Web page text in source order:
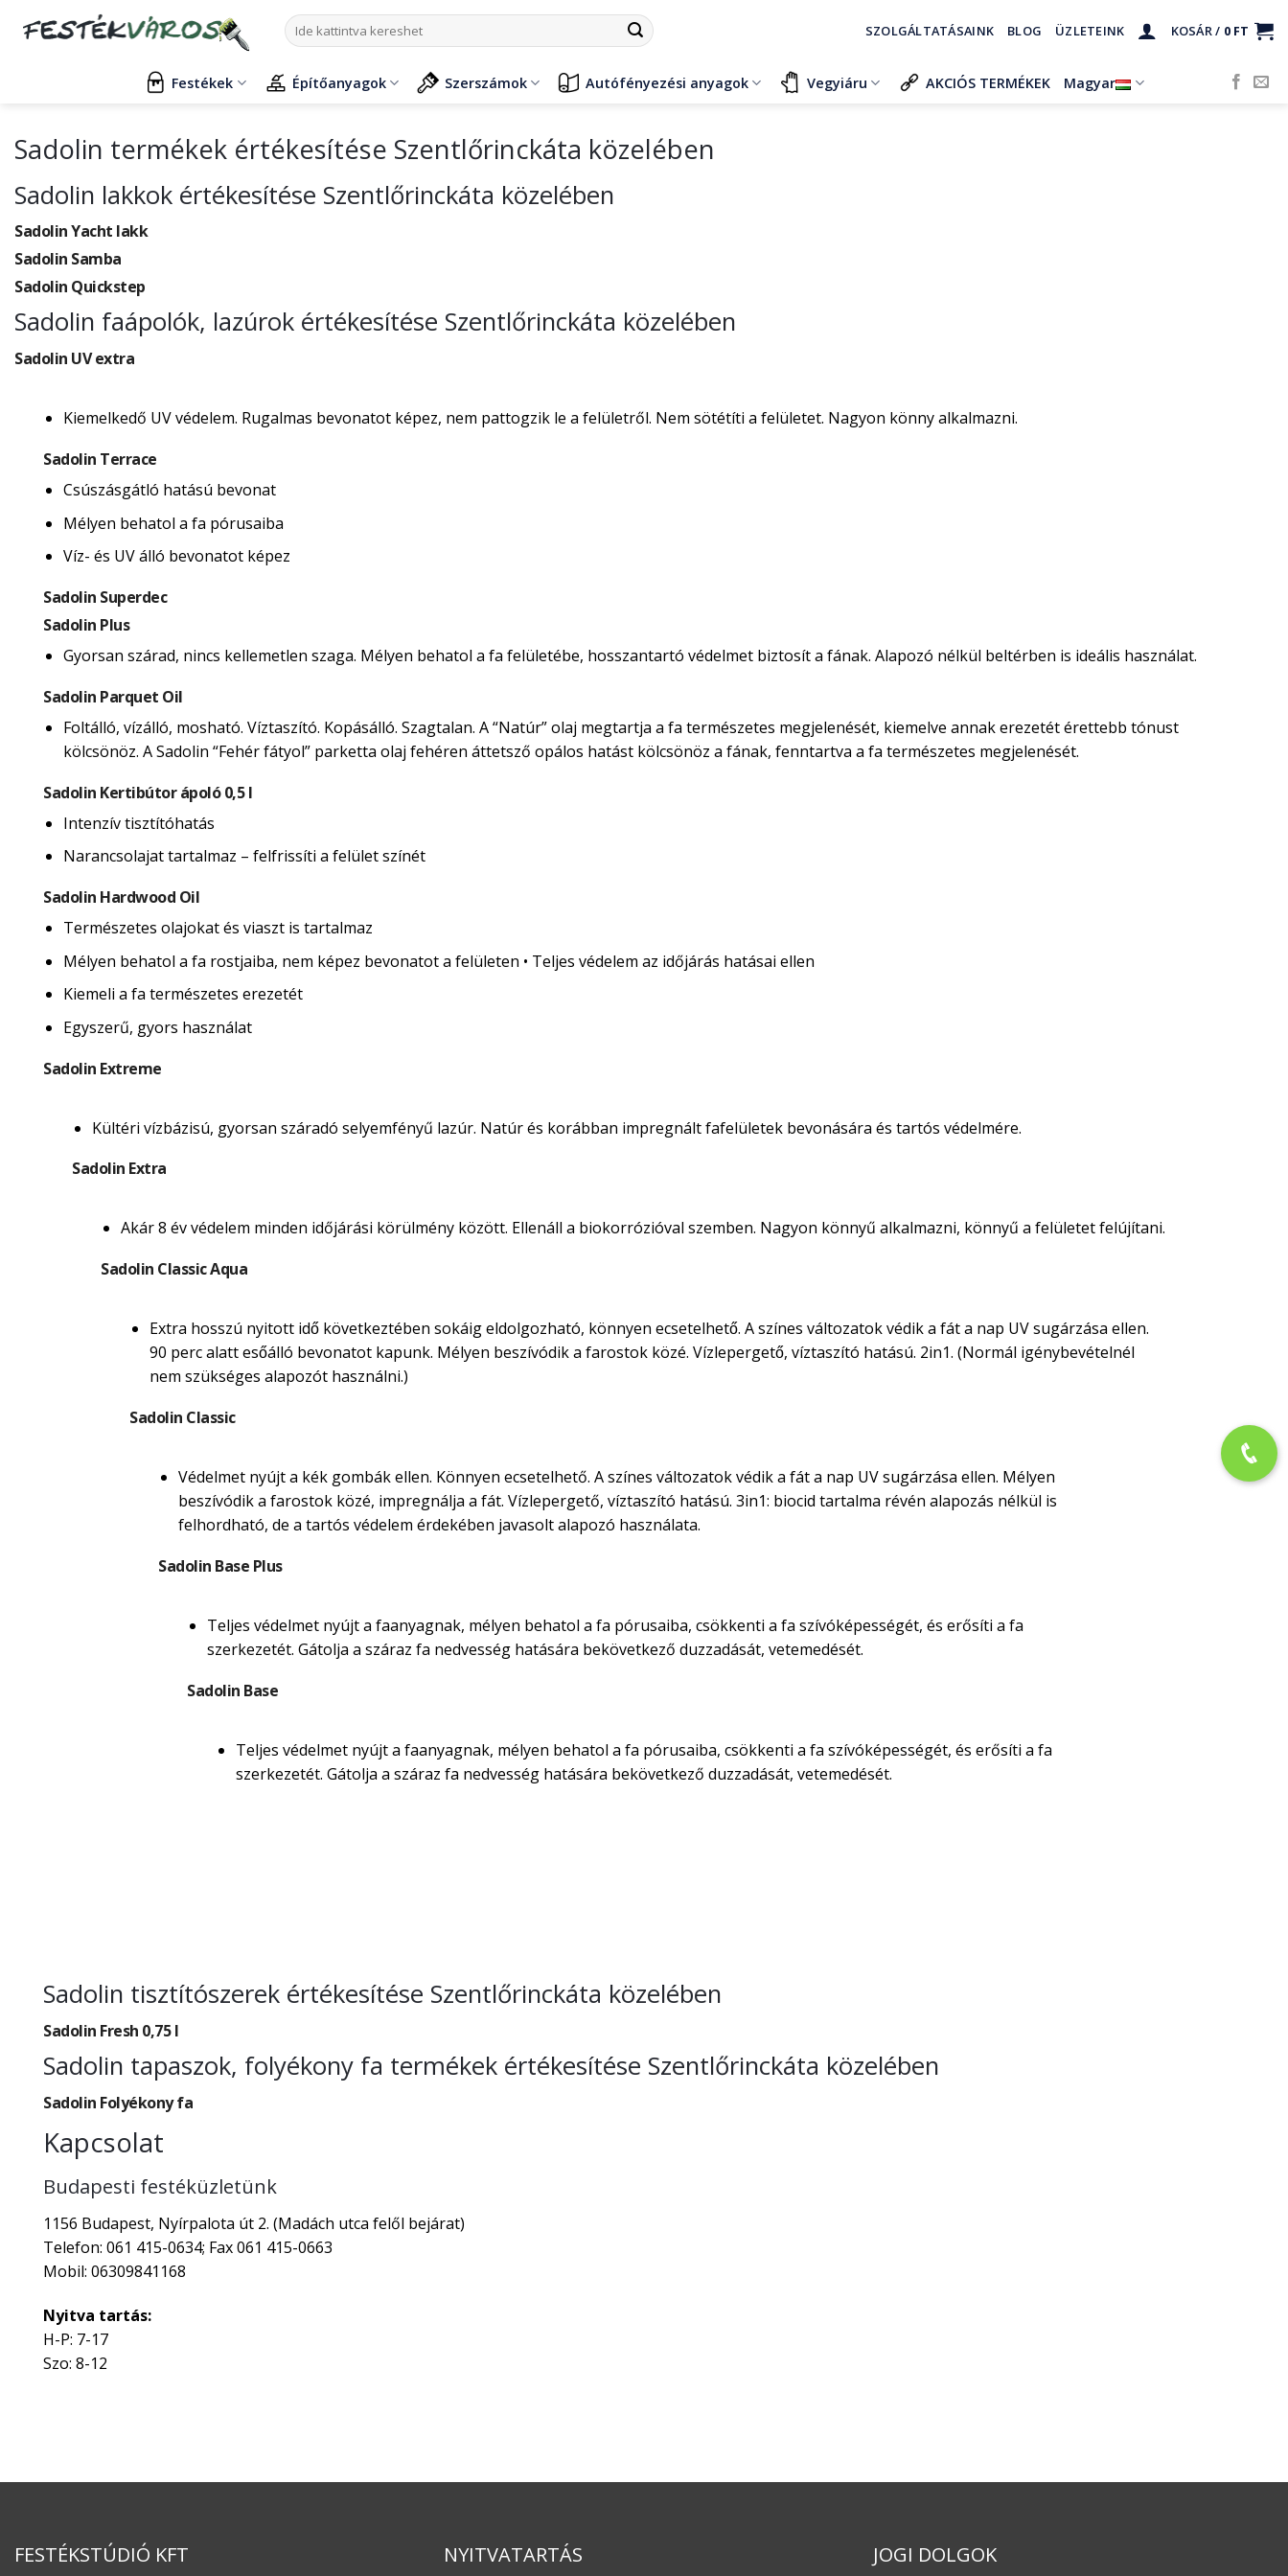
Keresés
a
SZOLGÁLTATÁSAINK BLOG ÜZLETEINK KOSÁR / 0 FT
Festékek Építőanyagok Szerszámok Autófényezési anyagok Vegyiáru AKCIÓS TERMÉKEK Magyar
Sadolin termékek értékesítése Szentlőrinckáta közelében
Sadolin lakkok értékesítése Szentlőrinckáta közelében
Sadolin Yacht lakk
Sadolin Samba
Sadolin Quickstep
Sadolin faápolók, lazúrok értékesítése Szentlőrinckáta közelében
Sadolin UV extra
Kiemelkedő UV védelem. Rugalmas bevonatot képez, nem pattogzik le a felületről. Nem sötétíti a felületet. Nagyon könny alkalmazni.
Sadolin Terrace
Csúszásgátló hatású bevonat
Mélyen behatol a fa pórusaiba
Víz- és UV álló bevonatot képez
Sadolin Superdec
Sadolin Plus
Gyorsan szárad, nincs kellemetlen szaga. Mélyen behatol a fa felületébe, hosszantartó védelmet biztosít a fának. Alapozó nélkül beltérben is ideális használat.
Sadolin Parquet Oil
Foltálló, vízálló, mosható. Víztaszító. Kopásálló. Szagtalan. A “Natúr” olaj megtartja a fa természetes megjelenését, kiemelve annak erezetét érettebb tónust
kölcsönöz. A Sadolin “Fehér fátyol” parketta olaj fehéren áttetsző opálos hatást kölcsönöz a fának, fenntartva a fa természetes megjelenését.
Sadolin Kertibútor ápoló 0,5 l
Intenzív tisztítóhatás
Narancsolajat tartalmaz – felfrissíti a felület színét
Sadolin Hardwood Oil
Természetes olajokat és viaszt is tartalmaz
Mélyen behatol a fa rostjaiba, nem képez bevonatot a felületen • Teljes védelem az időjárás hatásai ellen
Kiemeli a fa természetes erezetét
Egyszerű, gyors használat
Sadolin Extreme
Kültéri vízbázisú, gyorsan száradó selyemfényű lazúr. Natúr és korábban impregnált fafelületek bevonására és tartós védelmére.
Sadolin Extra
Akár 8 év védelem minden időjárási körülmény között. Ellenáll a biokorrózióval szemben. Nagyon könnyű alkalmazni, könnyű a felületet felújítani.
Sadolin Classic Aqua
Extra hosszú nyitott idő következtében sokáig eldolgozható, könnyen ecsetelhető. A színes változatok védik a fát a nap UV sugárzása ellen.
90 perc alatt esőálló bevonatot kapunk. Mélyen beszívódik a farostok közé. Vízlepergető, víztaszító hatású. 2in1. (Normál igénybevételnél
nem szükséges alapozót használni.)
Sadolin Classic
Védelmet nyújt a kék gombák ellen. Könnyen ecsetelhető. A színes változatok védik a fát a nap UV sugárzása ellen. Mélyen
beszívódik a farostok közé, impregnálja a fát. Vízlepergető, víztaszító hatású. 3in1: biocid tartalma révén alapozás nélkül is
felhordható, de a tartós védelem érdekében javasolt alapozó használata.
Sadolin Base Plus
Teljes védelmet nyújt a faanyagnak, mélyen behatol a fa pórusaiba, csökkenti a fa szívóképességét, és erősíti a fa
szerkezetét. Gátolja a száraz fa nedvesség hatására bekövetkező duzzadását, vetemedését.
Sadolin Base
Teljes védelmet nyújt a faanyagnak, mélyen behatol a fa pórusaiba, csökkenti a fa szívóképességét, és erősíti a fa
szerkezetét. Gátolja a száraz fa nedvesség hatására bekövetkező duzzadását, vetemedését.
Sadolin tisztítószerek értékesítése Szentlőrinckáta közelében
Sadolin Fresh 0,75 l
Sadolin tapaszok, folyékony fa termékek értékesítése Szentlőrinckáta közelében
Sadolin Folyékony fa
Kapcsolat
Budapesti festéküzletünk
1156 Budapest, Nyírpalota út 2. (Madách utca felől bejárat)
Telefon: 061 415-0634; Fax 061 415-0663
Mobil: 06309841168
Nyitva tartás:
H-P: 7-17
Szo: 8-12
FESTÉKSTÚDIÓ KFT NYITVATARTÁS JOGI DOLGOK